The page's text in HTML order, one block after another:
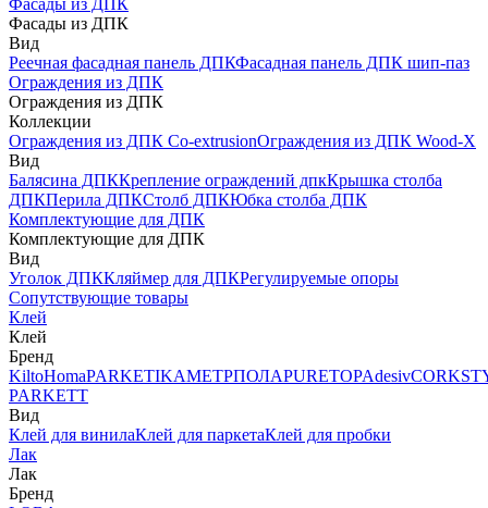
Фасады из ДПК
Фасады из ДПК
Вид
Реечная фасадная панель ДПКФасадная панель ДПК шип-паз
Ограждения из ДПК
Ограждения из ДПК
Коллекции
Ограждения из ДПК Co-extrusionОграждения из ДПК Wood-X
Вид
Балясина ДПККрепление ограждений дпкКрышка столба
ДПКПерила ДПКСтолб ДПКЮбка столба ДПК
Комплектующие для ДПК
Комплектующие для ДПК
Вид
Уголок ДПККляймер для ДПКРегулируемые опоры
Сопутствующие товары
Клей
Клей
Бренд
KiltoHomaPARKETIKAМЕТРПОЛАPURETOPAdesiv
PARKETT
Вид
Клей для винилаКлей для паркетаКлей для пробки
Лак
Лак
Бренд